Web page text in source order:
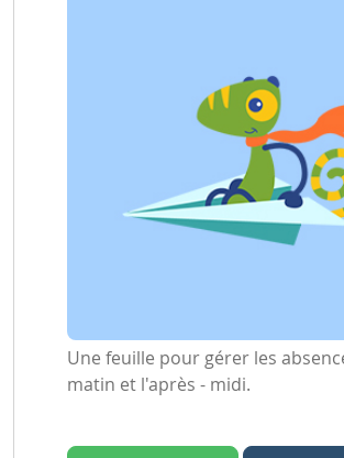
Une feuille pour gérer les
matin et l'après - midi.